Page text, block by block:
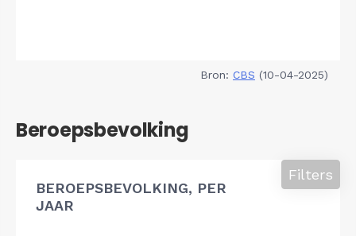
Bron: CBS (10-04-2025)
Beroepsbevolking
BEROEPSBEVOLKING, PER
JAAR
Filters